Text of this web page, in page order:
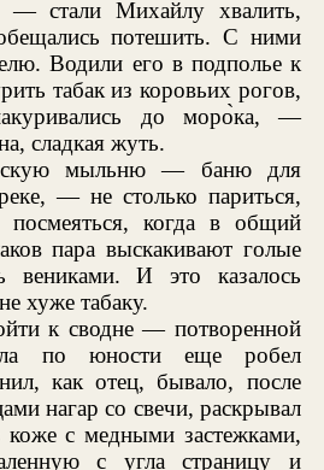
— стали Михайлу хвалить,
потешить. С ними
Водили его в подполье к
табак из коровьих рогов,
до моро̀ка, —
сладкая жуть.
мыльню — баню для
— не столько париться,
посмеяться, когда в общий
пара выскакивают голые
вениками. И это казалось
хуже табаку.
к сводне — потворенной
по юности еще робел
как отец, бывало, после
нагар со свечи, раскрывал
с медными застежками,
с угла страницу и